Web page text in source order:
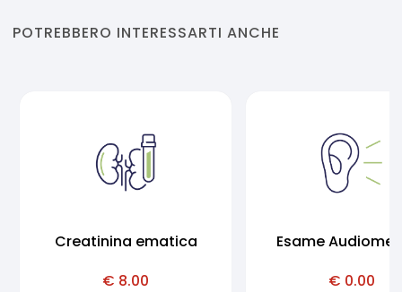
POTREBBERO INTERESSARTI ANCHE
Creatinina ematica
€ 8.00
Esame
€ 0.00